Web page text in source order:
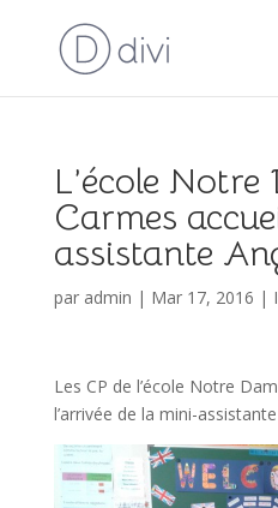
L’école Notre
Carmes
assistante
par admin | Mar 17, 2016 |
Les CP de l’école Notre
l’arrivée de la mini-